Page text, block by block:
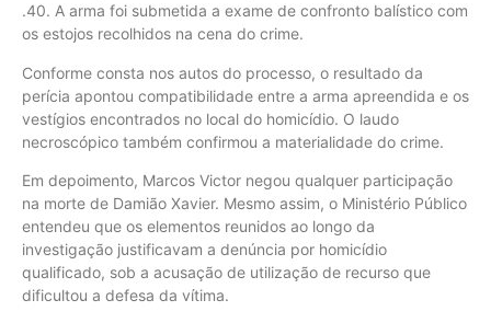
.40. A arma foi submetida a exame de confronto balístico com
os estojos recolhidos na cena do crime.
Conforme consta nos autos do processo, o resultado da
perícia apontou compatibilidade entre a arma apreendida e os
vestígios encontrados no local do homicídio. O laudo
necroscópico também confirmou a materialidade do crime.
Em depoimento, Marcos Victor negou qualquer participação
na morte de Damião Xavier. Mesmo assim, o Ministério Público
entendeu que os elementos reunidos ao longo da
investigação justificavam a denúncia por homicídio
qualificado, sob a acusação de utilização de recurso que
dificultou a defesa da vítima.